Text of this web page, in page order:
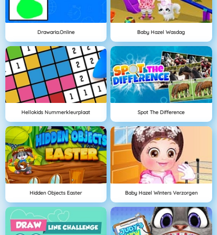
Drawaria.online Baby Hazel Wasdag
Hellokids Nummerkleurplaat Spot The Difference
Hidden Objects Easter Baby Hazel Winters Verzorgen